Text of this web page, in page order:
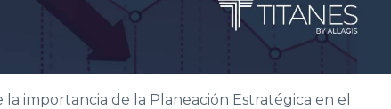
importancia de la Planeación Estratégica en el